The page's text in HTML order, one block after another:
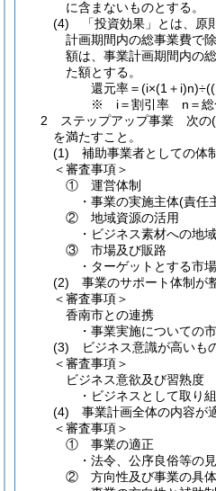
に含まないものとする。
(4) 「投資効果」とは、原
計画期間内の総事業費で
額は、事業計画期間内の
た額とする。
還元率＝(i×(1＋
※ i＝割引率 n＝総
2 ステップアップ事業 次の
を満たすこと。
(1) 補助事業者としての体
＜審査事項＞
① 運営体制
・事業の実施主体(責任
② 地域資源の活用
・ビジネス素材への地
③ 市場及び販路
・ターゲットとする市
(2) 事業のサポート体制が
＜審査事項＞
香南市との連携
・事業実施についての
(3) ビジネス意識が高いも
＜審査事項＞
ビジネス意欲及び習熟度
・ビジネスとして取り
(4) 事業計画全体の内容が
＜審査事項＞
① 事業の適正
・法令、公序良俗等の
② 方向性及び事業の具